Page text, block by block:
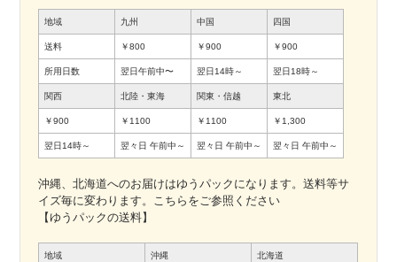
地域 九州 中国 四国
送料 ￥800 ￥900 ￥900
所用日数 翌日午前中〜 翌日14時～ 翌日18時～
関西 北陸・東海 関東・信越 東北
￥900 ￥1100 ￥1100 ￥1,300
翌日14時～ 翌々日 午前中～ 翌々日 午前中～ 翌々日 午前中～
沖縄、北海道へのお届けはゆうパックになります。送料等サ
イズ毎に変わります。こちらをご参照ください
【ゆうパックの送料】
地域 沖縄 北海道